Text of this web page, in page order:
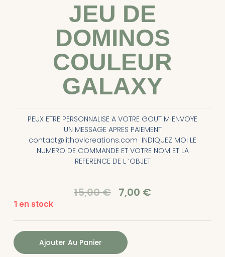
JEU DE
DOMINOS
COULEUR
GALAXY
PEUX ETRE PERSONNALISE A VOTRE GOUT M ENVOYE
UN MESSAGE APRES PAIEMENT
contact@lithovlcreations.com INDIQUEZ MOI LE
NUMERO DE COMMANDE ET VOTRE NOM ET LA
REFERENCE DE L ‘OBJET
15,00€ 7,00 €
1 en stock
Ajouter Au Panier